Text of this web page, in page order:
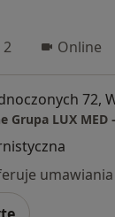
2 Online
72,